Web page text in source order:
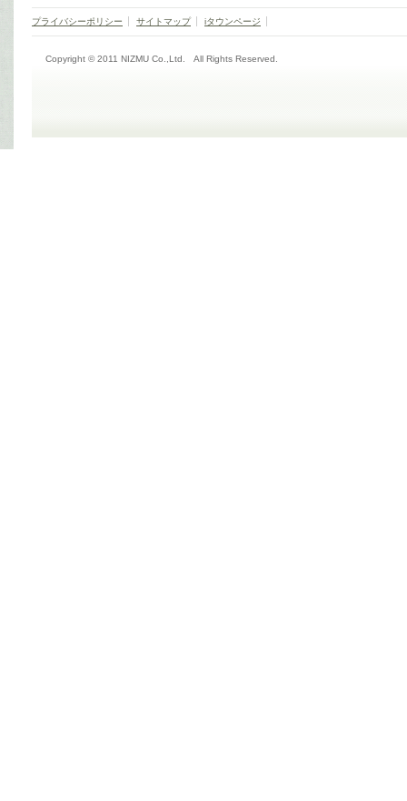
プライバシーポリシー サイトマップ iタウンページ
Copyright © 2011 NIZMU Co.,Ltd. All Rights Reserved.